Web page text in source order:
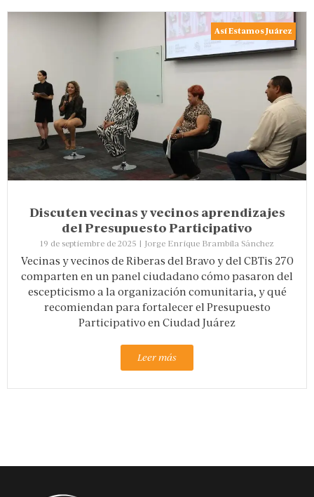
Así Estamos Juárez
Discuten vecinas y vecinos aprendizajes
del Presupuesto Participativo
19 de septiembre de 2025 | Jorge Enrique Brambila Sánchez
Vecinas y vecinos de Riberas del Bravo y del CBTis 270
comparten en un panel ciudadano cómo pasaron del
escepticismo a la organización comunitaria, y qué
recomiendan para fortalecer el Presupuesto
Participativo en Ciudad Juárez
Leer más